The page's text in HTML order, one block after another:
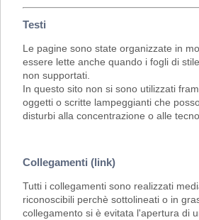
Testi
Le pagine sono state organizzate in
essere lette anche quando i fogli di
non supportati.
In questo sito non si sono utilizzati
oggetti o scritte lampeggianti che
disturbi alla concentrazione o alle
Collegamenti (link)
Tutti i collegamenti sono realizzati
riconoscibili perchè sottolineati o in
collegamento si è evitata l'apertura di